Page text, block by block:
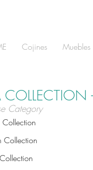
Cojines Muebles
COLLECTION
Collection
Collection
Category